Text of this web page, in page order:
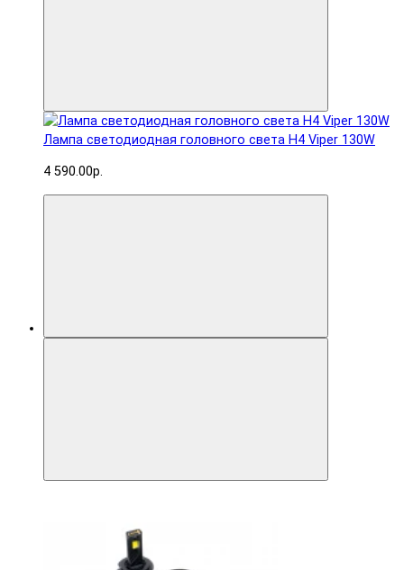
Лампа светодиодная головного света H4 Viper 130W
4 590.00р.